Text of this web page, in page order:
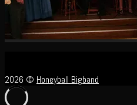
2026 © Honeyball Bigband